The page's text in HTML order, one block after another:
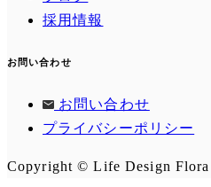
採用情報
お問い合わせ
お問い合わせ
プライバシーポリシー
Copyright © Life Design